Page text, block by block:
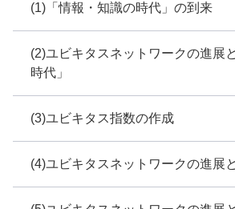
(1)「情報・知識の時代」の到来
(2)ユビキタスネットワークの進展
時代」
(3)ユビキタス指数の作成
(4)ユビキタスネットワークの進展